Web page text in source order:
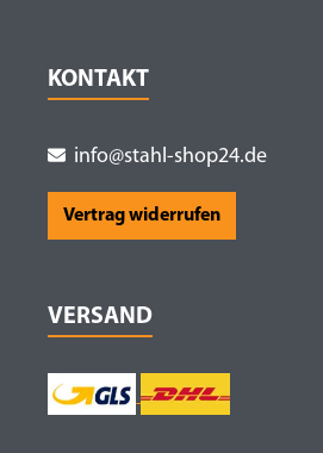
KONTAKT
info@stahl-shop24.de
Vertrag widerrufen
VERSAND